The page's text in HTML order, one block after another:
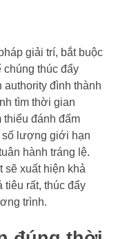
giải trí, bắt buộc
chúng thúc đẩy
đình thành
tìm thời gian
thiểu đánh đấm
số lượng giới hạn
hành tráng lệ.
sẽ xuất hiện khả
tiêu rất, thúc đẩy
trình.